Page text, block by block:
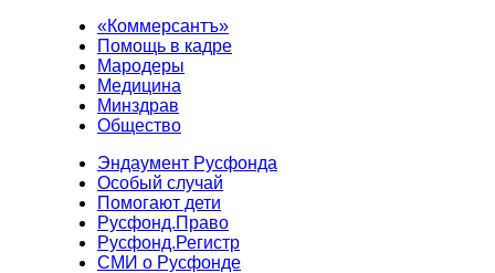
«Коммерсантъ»
Помощь в кадре
Мародеры
Медицина
Минздрав
Общество
Эндаумент Русфонда
Особый случай
Помогают дети
Русфонд.Право
Русфонд.Регистр
СМИ о Русфонде